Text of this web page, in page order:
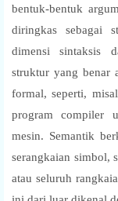
bentuk-bentuk
diringkas sebagai
dimensi sintaksis
struktur yang benar
formal, seperti,
program compiler
mesin. Semantik
serangkaian simbol,
atau seluruh